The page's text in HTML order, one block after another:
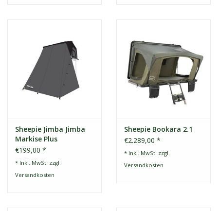
Sheepie Jimba Jimba
Markise Plus
€199,00 *
* Inkl. MwSt. zzgl.
Versandkosten
Sheepie Bookara 2.1
€2.289,00 *
* Inkl. MwSt. zzgl.
Versandkosten